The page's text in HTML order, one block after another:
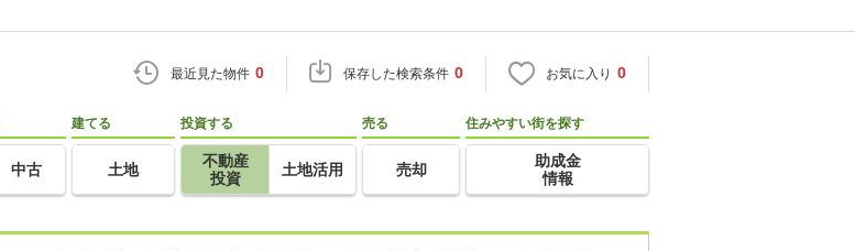
最近見た物件 0 保存した検索条件 0 お気に入り 0
中古
建てる
土地
投資する
不動産
投資
土地活用
売る
売却
住みやすい街を探す
助成金
情報